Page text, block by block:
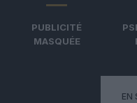
PUBLICITÉ
MASQUÉE
EN